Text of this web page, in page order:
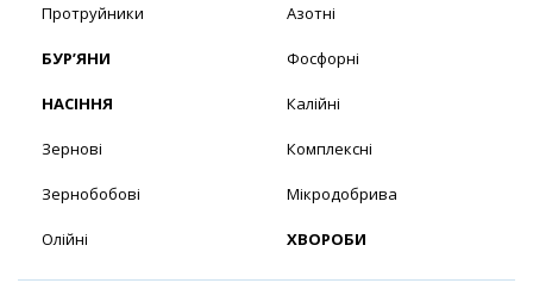
Протруйники
БУР’ЯНИ
НАСІННЯ
Зернові
Зернобобові
Олійні
Азотні
Фосфорні
Калійні
Комплексні
Мікродобрива
ХВОРОБИ